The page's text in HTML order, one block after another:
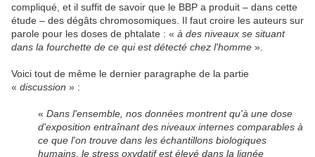
compliqué, et il suffit de savoir que le BBP a produit – dans cette
étude – des dégâts chromosomiques. Il faut croire les auteurs sur
parole pour les doses de phtalate : « à des niveaux se situant
dans la fourchette de ce qui est détecté chez l'homme ».
Voici tout de même le dernier paragraphe de la partie
« discussion » :
«Dans l'ensemble, nos données montrent qu'à une dose
d'exposition entraînant des niveaux internes comparables à
ce que l'on trouve dans les échantillons biologiques
humains, le stress oxydatif est élevé dans la lignée